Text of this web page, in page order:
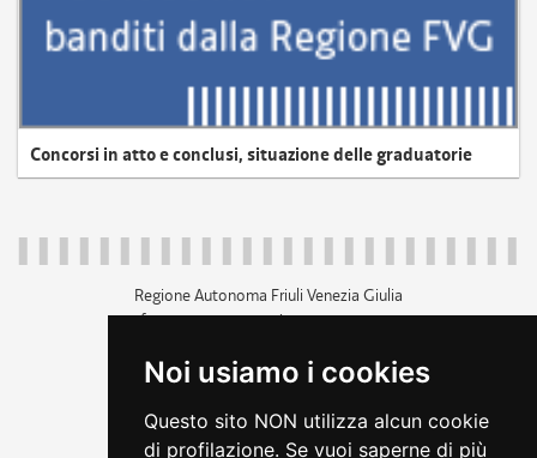
Noi usiamo i cookies
Questo sito NON utilizza alcun cookie
di profilazione. Se vuoi saperne di più
Concorsi in atto e conclusi, situazione delle graduatorie
Regione Autonoma Friuli Venezia Giulia
c.f. 80014930327; p.iva 00526040324
+39 040 3771111
amministrazione trasparente